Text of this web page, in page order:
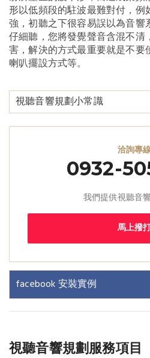
形以低頻段的駐波最難對付，例
強，初聽之下很容易誤以為音
仔細聽，您將發覺聲音含混不
害，解決的方式最重要就是不
喇叭擺設方式等。
視聽音響規劃小常識
洽詢專
0932-
我們提供視聽音
馬上撥
facebook 安裝實例
視聽音響規劃服務項目